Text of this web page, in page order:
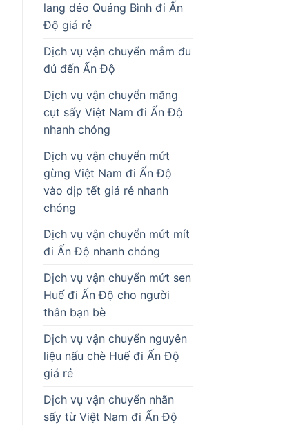
lang dẻo Quảng Bình đi Ấn
Độ giá rẻ
Dịch vụ vận chuyển mắm đu
đủ đến Ấn Độ
Dịch vụ vận chuyển măng
cụt sấy Việt Nam đi Ấn Độ
nhanh chóng
Dịch vụ vận chuyển mứt
gừng Việt Nam đi Ấn Độ
vào dịp tết giá rẻ nhanh
chóng
Dịch vụ vận chuyển mứt mít
đi Ấn Độ nhanh chóng
Dịch vụ vận chuyển mứt sen
Huế đi Ấn Độ cho người
thân bạn bè
Dịch vụ vận chuyển nguyên
liệu nấu chè Huế đi Ấn Độ
giá rẻ
Dịch vụ vận chuyển nhãn
sấy từ Việt Nam đi Ấn Độ